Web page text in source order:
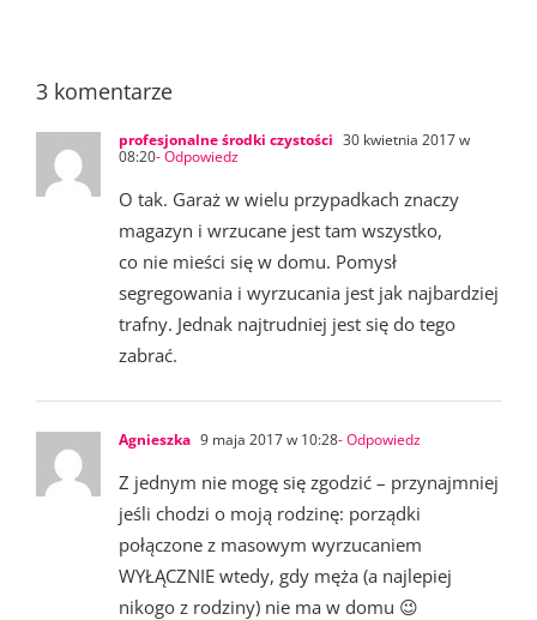
3 komentarze
profesjonalne środki czystości 30 kwietnia 2017 w
08:20- Odpowiedz
O tak. Garaż w wielu przypadkach znaczy
magazyn i wrzucane jest tam wszystko,
co nie mieści się w domu. Pomysł
segregowania i wyrzucania jest jak najbardziej
trafny. Jednak najtrudniej jest się do tego
zabrać.
Agnieszka 9 maja 2017 w 10:28- Odpowiedz
Z jednym nie mogę się zgodzić – przynajmniej
jeśli chodzi o moją rodzinę: porządki
połączone z masowym wyrzucaniem
WYŁĄCZNIE wtedy, gdy męża (a najlepiej
nikogo z rodziny) nie ma w domu 😉